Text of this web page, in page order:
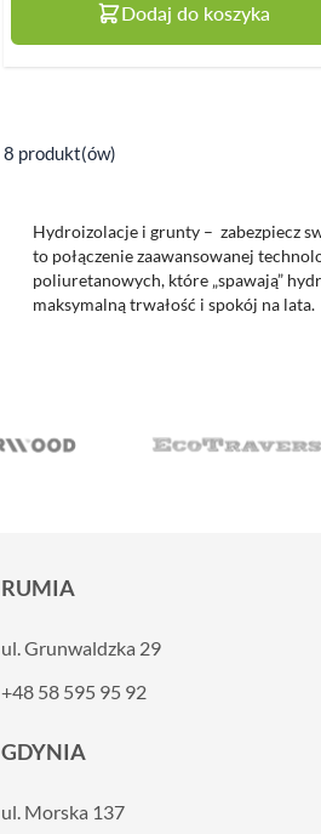
Dodaj do koszyka
8 produkt(ów)
Hydroizolacje i grunty – zabezpiecz
to połączenie zaawansowanej
poliuretanowych, które „spawają”
maksymalną trwałość i spokój na lata.
RUMIA
ul. Grunwaldzka 29
+48 58 595 95 92
GDYNIA
ul. Morska 137